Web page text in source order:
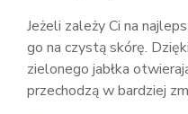
Jeżeli zależy Ci na
go na czystą skórę.
zielonego jabłka
przechodzą w bardziej